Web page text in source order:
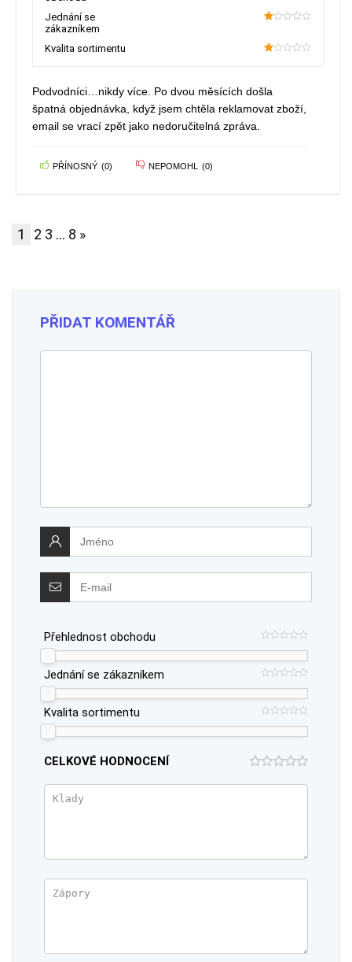
Jednání se
zákazníkem
Kvalita sortimentu
Podvodníci…nikdy více. Po dvou měsících došla
špatná objednávka, když jsem chtěla reklamovat zboží,
email se vrací zpět jako nedoručitelná zpráva.
PŘÍNOSNÝ (0) NEPOMOHL (0)
1 2 3 … 8 »
PŘIDAT KOMENTÁŘ
Přehlednost obchodu
Jednání se zákazníkem
Kvalita sortimentu
CELKOVÉ HODNOCENÍ